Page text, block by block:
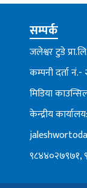
सम्पर्क
जलेश्वर टुडे
कम्पनी दर्ता
मिडिया
केन्द्रीय
९८४४०२७९७१,